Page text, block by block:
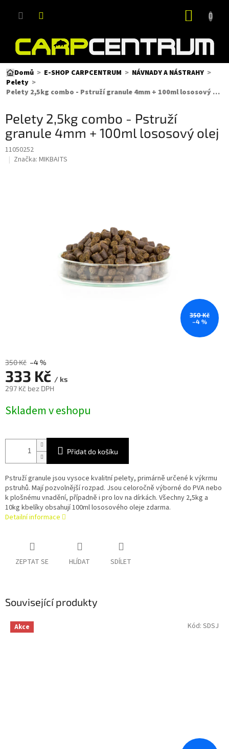
Domů E-SHOP CARPCENTRUM
NÁVNADY A NÁSTRAHY
Pelety
Pelety 2,5kg combo - Pstruží granule 4mm + 100ml lososový olej
Pelety 2,5kg combo - Pstruží
granule 4mm + 100ml lososový olej
11050252
Značka: MIKBAITS
350 Kč
–4 %
350 Kč –4 %
333 Kč / ks
297 Kč bez DPH
cena:
Skladem v eshopu
Přidat do košíku
Pstruží granule jsou vysoce kvalitní pelety, primárně určené k výkrmu
pstruhů. Mají pozvolnější rozpad. Jsou celoročně výborné do PVA nebo
k plošnému vnadění, případně i pro lov na dírkách. Všechny 2,5kg a
10kg kbelíky obsahují 100ml lososového oleje zdarma.
Detailní informace
ZEPTAT SE HLÍDAT SDÍLET
Související produkty
Akce Kód: SDSJ